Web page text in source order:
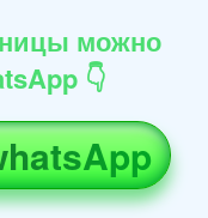
можно
👇